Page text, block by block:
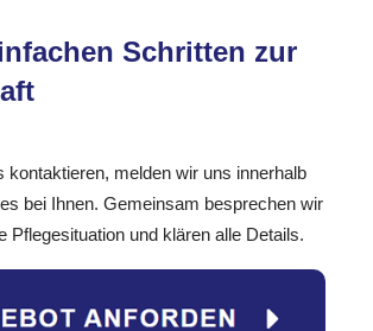
Schritten zur
kontaktieren, melden wir uns innerhalb
bei Ihnen. Gemeinsam besprechen wir
Pflegesituation und klären alle Details.